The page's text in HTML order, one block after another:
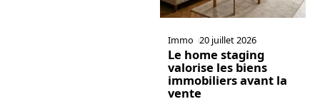
Immo 20 juillet 2026
Le home staging
valorise les biens
immobiliers avant la
vente